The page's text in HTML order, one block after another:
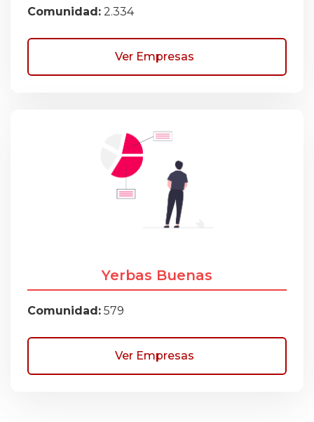
Comunidad: 2.334
Ver Empresas
Yerbas Buenas
Comunidad: 579
Ver Empresas